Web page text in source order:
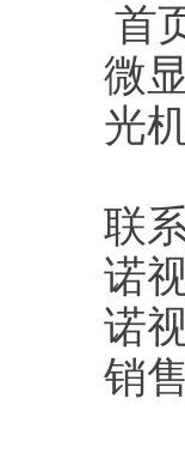
首
微
光
联
诺
诺
销售